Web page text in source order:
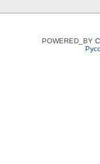
POWERED_BY